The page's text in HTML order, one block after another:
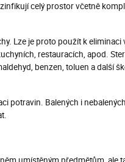
celý prostor včetně
Lze je proto použít k
restauracích, apod.
benzen, toluen a další
potravin. Balených i